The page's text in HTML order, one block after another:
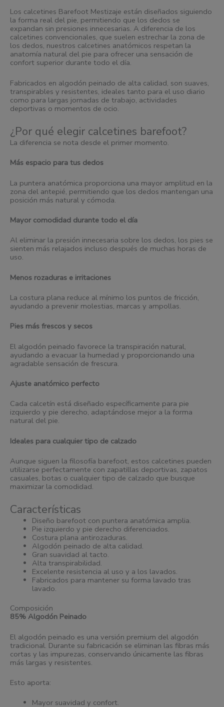
Los calcetines Barefoot Mestizaje están diseñados siguiendo
la forma real del pie, permitiendo que los dedos se
expandan sin presiones innecesarias. A diferencia de los
calcetines convencionales, que suelen estrechar la zona de
los dedos, nuestros calcetines anatómicos respetan la
anatomía natural del pie para ofrecer una sensación de
confort superior durante todo el día.
Fabricados en algodón peinado de alta calidad, son suaves,
transpirables y resistentes, ideales tanto para el uso diario
como para largas jornadas de trabajo, actividades
deportivas o momentos de ocio.
¿Por qué elegir calcetines barefoot?
La diferencia se nota desde el primer momento.
Más espacio para tus dedos
La puntera anatómica proporciona una mayor amplitud en la
zona del antepié, permitiendo que los dedos mantengan una
posición más natural y cómoda.
Mayor comodidad durante todo el día
Al eliminar la presión innecesaria sobre los dedos, los pies se
sienten más relajados incluso después de muchas horas de
uso.
Menos rozaduras e irritaciones
La costura plana reduce al mínimo los puntos de fricción,
ayudando a prevenir molestias, marcas y ampollas.
Pies más frescos y secos
El algodón peinado favorece la transpiración natural,
ayudando a evacuar la humedad y proporcionando una
agradable sensación de frescura.
Ajuste anatómico perfecto
Cada calcetín está diseñado específicamente para pie
izquierdo y pie derecho, adaptándose mejor a la forma
natural del pie.
Ideales para cualquier tipo de calzado
Aunque siguen la filosofía barefoot, estos calcetines pueden
utilizarse perfectamente con zapatillas deportivas, zapatos
casuales, botas o cualquier tipo de calzado que busque
maximizar la comodidad.
Características
Diseño barefoot con puntera anatómica amplia.
Pie izquierdo y pie derecho diferenciados.
Costura plana antirozaduras.
Algodón peinado de alta calidad.
Gran suavidad al tacto.
Alta transpirabilidad.
Excelente resistencia al uso y a los lavados.
Fabricados para mantener su forma lavado tras
lavado.
Composición
85% Algodón Peinado
El algodón peinado es una versión premium del algodón
tradicional. Durante su fabricación se eliminan las fibras más
cortas y las impurezas, conservando únicamente las fibras
más largas y resistentes.
Esto aporta:
Mayor suavidad y confort.